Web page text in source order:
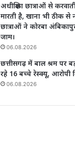
अधीक्षिका छात्राओं से
मारती है, खाना भी ठीक से
छात्राओं ने कोरबा
जाम।
06.08.2026
छत्तीसगढ़ में बाल श्रम पर
रहे 16 बच्चे रेस्क्यू, आरोपी
06.08.2026